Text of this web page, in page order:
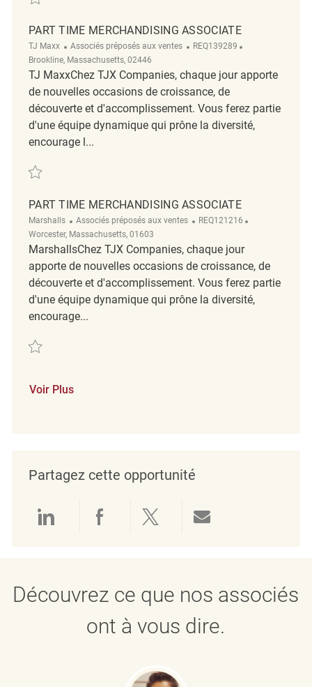
PART TIME MERCHANDISING ASSOCIATE
TJ Maxx Catégorie
Associés préposés aux ventes ReqId
REQ139289
Brookline, Massachusetts, 02446
TJ MaxxChez TJX Companies, chaque jour apporte
de nouvelles occasions de croissance, de
découverte et d'accomplissement. Vous ferez partie
d'une équipe dynamique qui prône la diversité,
encourage l...
Sauvegarder part time merchandising associate REQ139289
PART TIME MERCHANDISING ASSOCIATE
Marshalls Catégorie
Associés préposés aux ventes ReqId
REQ121216
Worcester, Massachusetts, 01603
MarshallsChez TJX Companies, chaque jour
apporte de nouvelles occasions de croissance, de
découverte et d'accomplissement. Vous ferez partie
d'une équipe dynamique qui prône la diversité,
encourage...
Sauvegarder Part Time Merchandising Associate REQ121216
Voir Plus
Partagez cette opportunité
Partager via LinkedIn
Partager via Facebook
Partager via twitter
Découvrez ce que nos associés
ont à vous dire.